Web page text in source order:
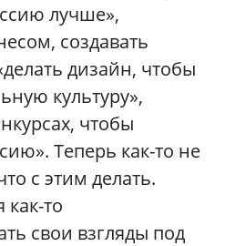
лучше»,
создавать
дизайн, чтобы
культуру»,
чтобы
Теперь как-то не
с этим делать.
то
свои взгляды под